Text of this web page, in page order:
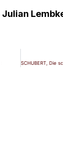
Julian